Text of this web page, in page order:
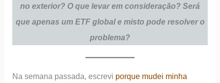
no exterior? O que levar em consideração? Será
que apenas um ETF global e misto pode resolver o
problema?
Na semana passada, escrevi porque mudei minha